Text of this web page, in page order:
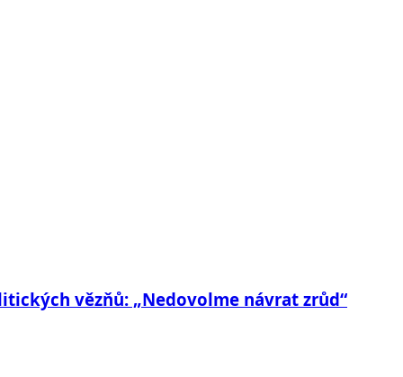
vězňů: „Nedovolme návrat zrůd“